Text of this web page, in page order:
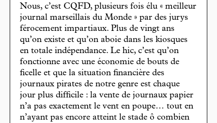
Nous, c’est CQFD, plusieurs fois élu « meilleur
journal marseillais du Monde » par des jurys
férocement impartiaux. Plus de vingt ans
qu’on existe et qu’on aboie dans les kiosques
en totale indépendance. Le hic, c’est qu’on
fonctionne avec une économie de bouts de
ficelle et que la situation financière des
journaux pirates de notre genre est chaque
jour plus difficile : la vente de journaux papier
n’a pas exactement le vent en poupe… tout en
n’ayant pas encore atteint le stade ô combien